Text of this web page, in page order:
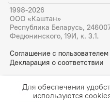
1998-2026
ООО «Каштан»
Республика Беларусь,
Федюнинского, 19И, к. 3.1.
Соглашение с пользователем
Декларация о соответствии
RU EN
Для обеспечения
используются